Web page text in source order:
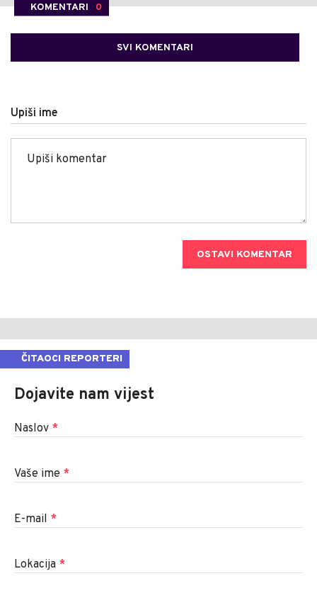
KOMENTARI 0
SVI KOMENTARI
Upiši ime
OSTAVI KOMENTAR
ČITAOCI REPORTERI
Dojavite nam vijest
Naslov *
Vaše ime *
E-mail *
Lokacija *